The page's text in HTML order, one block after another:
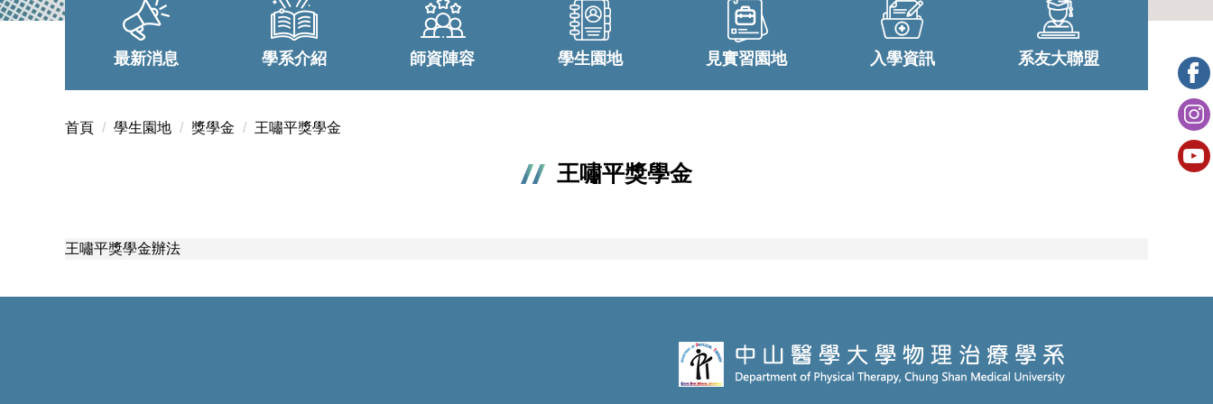
最新消息 學系介紹 師資陣容 學生園地 見實習園地 入學資訊 系友大聯盟
首頁 學生園地 獎學金 王嘯平獎學金
王嘯平獎學金
王嘯平獎學金辦法